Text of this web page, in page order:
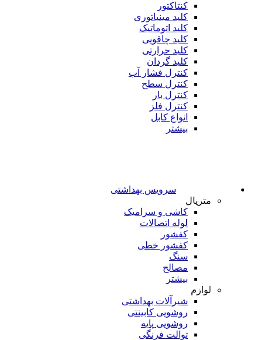
کنتاکتور
کلید مینیاتوری
کلید اتوماتیک
کلید چاقویی
کلید حرارتی
کلید گردان
کنترل فشار آب
کنترل سطح
کنترل بار
کنترل فلز
انواع کابل
بیشتر
سرویس بهداشتی
متریال
کاشی و سرامیک
لوله اتصالات
کفشور
کفشور خطی
سنگ
مصالح
بیشتر
لوازم
شیرآلات بهداشتی
روشویی کابینتی
روشویی پایه
توالت فرنگی